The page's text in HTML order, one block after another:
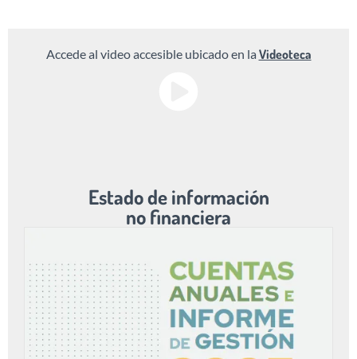
Accede al video accesible ubicado en la Videoteca
Estado de información
no financiera